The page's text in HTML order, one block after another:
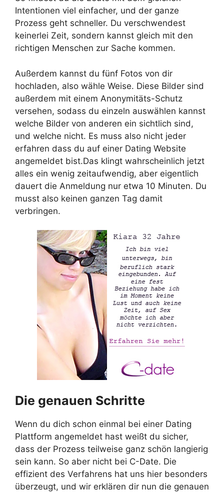
Intentionen viel einfacher, und der ganze
Prozess geht schneller. Du verschwendest
keinerlei Zeit, sondern kannst gleich mit den
richtigen Menschen zur Sache kommen.
Außerdem kannst du fünf Fotos von dir
hochladen, also wähle Weise. Diese Bilder sind
außerdem mit einem Anonymitäts-Schutz
versehen, sodass du einzeln auswählen kannst
welche Bilder von anderen ein sichtlich sind,
und welche nicht. Es muss also nicht jeder
erfahren dass du auf einer Dating Website
angemeldet bist.Das klingt wahrscheinlich jetzt
alles ein wenig zeitaufwendig, aber eigentlich
dauert die Anmeldung nur etwa 10 Minuten. Du
musst also keinen ganzen Tag damit
verbringen.
Die genauen Schritte
Wenn du dich schon einmal bei einer Dating
Plattform angemeldet hast weißt du sicher,
dass der Prozess teilweise ganz schön langierig
sein kann. So aber nicht bei C-Date. Die
effizient des Verfahrens hat uns hier besonders
überzeugt, und wir erklären dir nun die genauen